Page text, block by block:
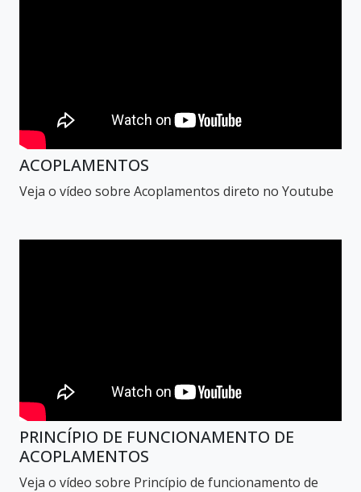
ACOPLAMENTOS
Veja o vídeo sobre Acoplamentos direto no Youtube
PRINCÍPIO DE FUNCIONAMENTO DE
ACOPLAMENTOS
Veja o vídeo sobre Princípio de funcionamento de